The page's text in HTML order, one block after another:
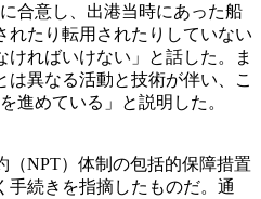
合意し、出港当時にあった船
れたり転用されたりしていない
ければいけない」と話した。ま
は異なる活動と技術が伴い、こ
進めている」と説明した。
（NPT）体制の包括的保障措置
手続きを指摘したものだ。通